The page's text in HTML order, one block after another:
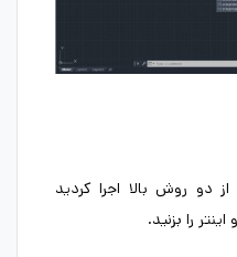
دو روش بالا اجرا کردید
را بزنید.